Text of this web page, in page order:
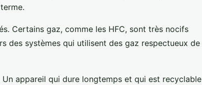
Certains gaz, comme les HFC, sont très nocifs
des systèmes qui utilisent des gaz respectueux de
Un appareil qui dure longtemps et qui est recyclable